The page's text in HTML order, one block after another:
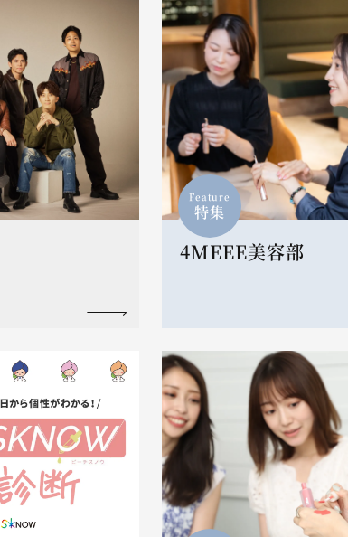
Feature
特集
4MEEE美容部